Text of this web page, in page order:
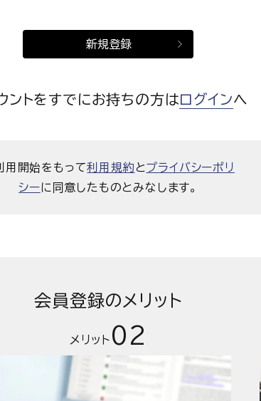
新規登録
ントをすでにお持ちの方はログインへ
開始をもって利用規約 とプライバシーポリ
シーに同意したものとみなします。
会員登録のメリット
メリット 02